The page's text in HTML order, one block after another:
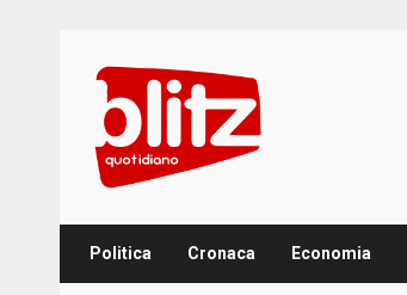
content
Politica Cronaca Economia